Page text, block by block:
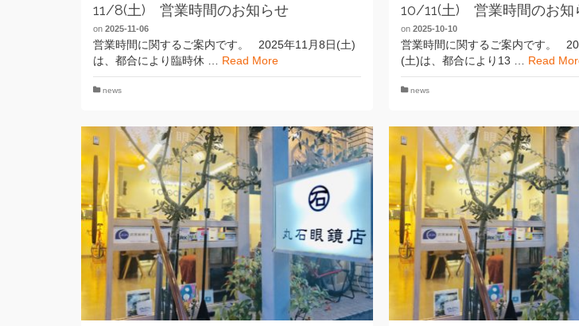
11/8(土) 営業時間のお知らせ
on 2025-11-06
営業時間に関するご案内です。 2025年11月8日(土)
は、都合により臨時休 … Read More
news
10/11(土) 営業時間のお知
on 2025-10-10
営業時間に関するご案内です。
(土)は、都合により13 … Read
news